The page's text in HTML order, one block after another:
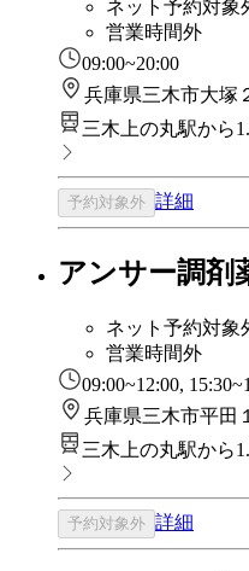
ネット予約対象
営業時間外
09:00~20:00
兵庫県三木市大塚
三木上の丸駅から
予約対象外 詳細
アンサー調剤
ネット予約対象
営業時間外
09:00~12:00,
兵庫県三木市平田
三木上の丸駅から
予約対象外 詳細